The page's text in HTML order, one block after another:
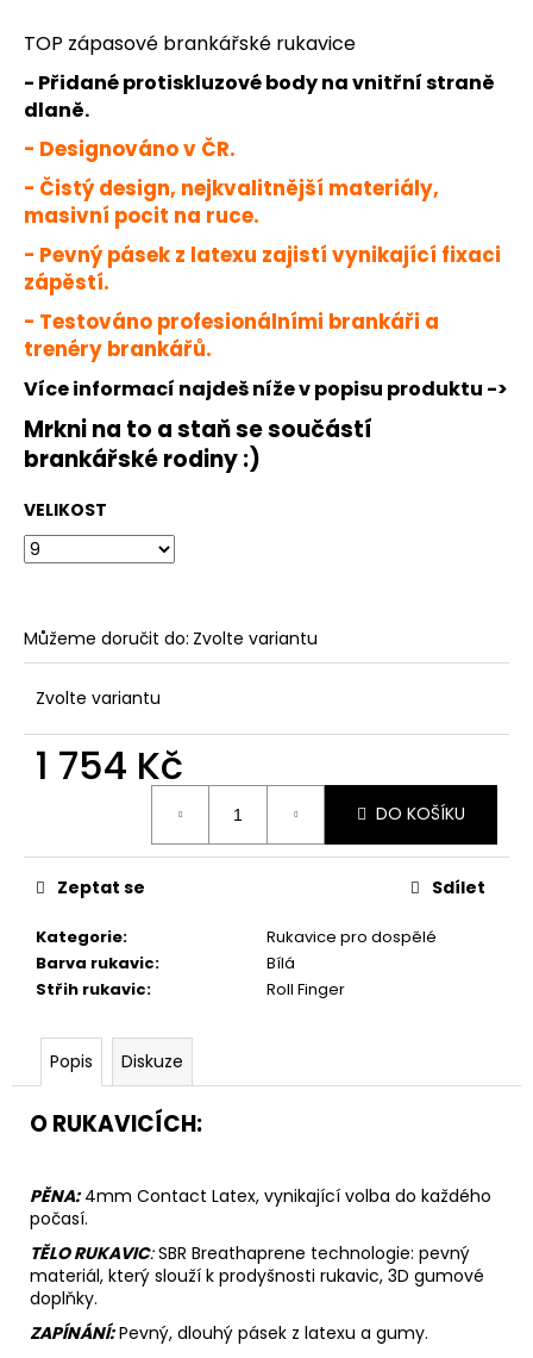
TOP zápasové brankářské rukavice
- Přidané protiskluzové body na vnitřní straně
dlaně.
- Designováno v ČR.
- Čistý design, nejkvalitnější materiály,
masivní pocit na ruce.
- Pevný pásek z latexu zajistí vynikající fixaci
zápěstí.
- Testováno profesionálními brankáři a
trenéry brankářů.
Více informací najdeš níže v popisu produktu ->
Mrkni na to a staň se součástí
brankářské rodiny :)
VELIKOST
Můžeme doručit do: Zvolte variantu
Zvolte variantu
1 754 Kč
DO KOŠÍKU
Kategorie:
Rukavice pro dospělé
Barva rukavic:
Bílá
Střih rukavic: Roll Finger
Zeptat se Sdílet
Popis Diskuze
O RUKAVICÍCH:
PĚNA:4mm Contact Latex, vynikající volba do každého
počasí.
TĚLO RUKAVIC: SBR Breathaprene technologie: pevný
materiál, který slouží k prodyšnosti rukavic, 3D gumové
doplňky.
ZAPÍNÁNÍ:Pevný, dlouhý pásek z latexu a gumy.
u
j
e
m
JFAM
MASSIVE
NEG
2.0
1
890
Kč